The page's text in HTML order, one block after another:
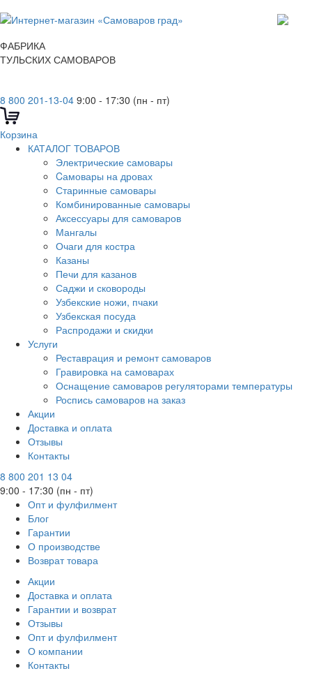
ФАБРИКА
ТУЛЬСКИХ САМОВАРОВ
8 800 201-13-04 9:00 - 17:30 (пн - пт)
Корзина
КАТАЛОГ ТОВАРОВ
Электрические самовары
Cамовары на дровах
Старинные самовары
Комбинированные самовары
Аксессуары для самоваров
Мангалы
Очаги для костра
Казаны
Печи для казанов
Саджи и сковороды
Узбекские ножи, пчаки
Узбекская посуда
Распродажи и скидки
Услуги
Реставрация и ремонт самоваров
Гравировка на самоварах
Оснащение самоваров регуляторами температуры
Роспись самоваров на заказ
Акции
Доставка и оплата
Отзывы
Контакты
8 800 201 13 04
9:00 - 17:30 (пн - пт)
Опт и фулфилмент
Блог
Гарантии
О производстве
Возврат товара
Акции
Доставка и оплата
Гарантии и возврат
Отзывы
Опт и фулфилмент
О компании
Контакты